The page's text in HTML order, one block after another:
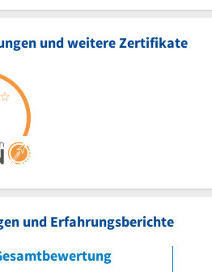
und weitere Zertifikate
und Erfahrungsberichte